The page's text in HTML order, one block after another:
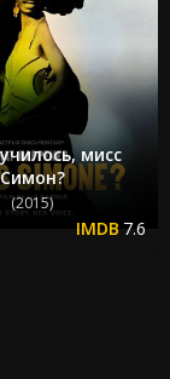
мисс
Симон?
(2015)
7.6